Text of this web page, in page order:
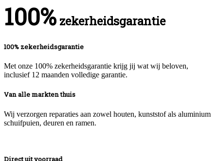
100% zekerheidsgarantie
100% zekerheidsgarantie
Met onze 100% zekerheidsgarantie krijg jij wat wij beloven,
inclusief 12 maanden volledige garantie.
Van alle markten thuis
Wij verzorgen reparaties aan zowel houten, kunststof als aluminium
schuifpuien, deuren en ramen.
Direct uit voorraad